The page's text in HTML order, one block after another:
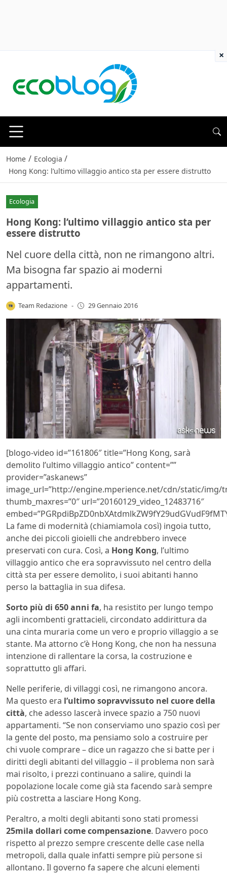
Home / Ecologia /
Hong Kong: l’ultimo villaggio antico sta per essere distrutto
Ecologia
Hong Kong: l’ultimo villaggio antico sta per
essere distrutto
Nel cuore della città, non ne rimangono altri.
Ma bisogna far spazio ai moderni
appartamenti.
Team Redazione - 29 Gennaio 2016
[blogo-video id=”161806″ title=”Hong Kong, sarà
demolito l’ultimo villaggio antico” content=””
provider=”askanews”
image_url=”http://engine.mperience.net/cdn/static/img/
thumb_maxres=”0″ url=”20160129_video_12483716″
La fame di modernità (chiamiamola così) ingoia tutto,
anche dei piccoli gioielli che andrebbero invece
preservati con cura. Così, a Hong Kong, l’ultimo
villaggio antico che era sopravvissuto nel centro della
città sta per essere demolito, i suoi abitanti hanno
perso la battaglia in sua difesa.
Sorto più di 650 anni fa, ha resistito per lungo tempo
agli incombenti grattacieli, circondato addirittura da
una cinta muraria come un vero e proprio villaggio a se
stante. Ma attorno c’è Hong Kong, che non ha nessuna
intenzione di rallentare la corsa, la costruzione e
soprattutto gli affari.
Nelle periferie, di villaggi così, ne rimangono ancora.
Ma questo era l’ultimo sopravvissuto nel cuore della
città, che adesso lascerà invece spazio a 750 nuovi
appartamenti. “Se non conserviamo uno spazio così per
la gente del posto, ma pensiamo solo a costruire per
chi vuole comprare – dice un ragazzo che si batte per i
diritti degli abitanti del villaggio – il problema non sarà
mai risolto, i prezzi continuano a salire, quindi la
popolazione locale come già sta facendo sarà sempre
più costretta a lasciare Hong Kong.
Peraltro, a molti degli abitanti sono stati promessi
25mila dollari come compensazione. Davvero poco
rispetto al prezzo sempre crescente delle case nella
metropoli, dalla quale infatti sempre più persone si
allontano. Il governo fa sapere che alcuni elementi
×